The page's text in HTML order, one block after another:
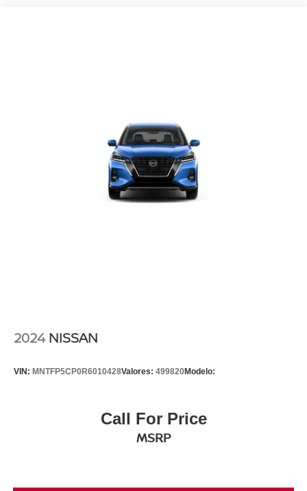
2024 NISSAN
VIN: MNTFP5CP0R6010428Valores: 499820Modelo:
Call For Price
MSRP